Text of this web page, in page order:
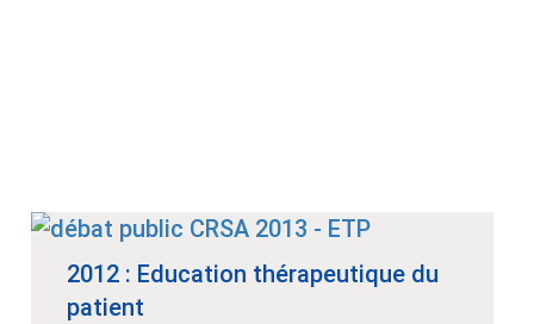
2012 : Education thérapeutique du
patient